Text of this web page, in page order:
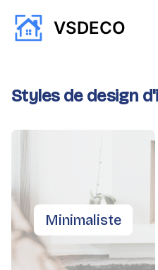
VSDECO
Styles de design
Minimaliste